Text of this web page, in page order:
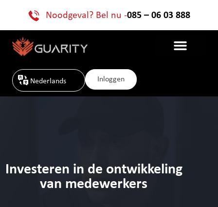
Noodgeval? Bel nu -085 – 06 03 888
Nederlands Inloggen
Investeren in de ontwikkeling
van medewerkers